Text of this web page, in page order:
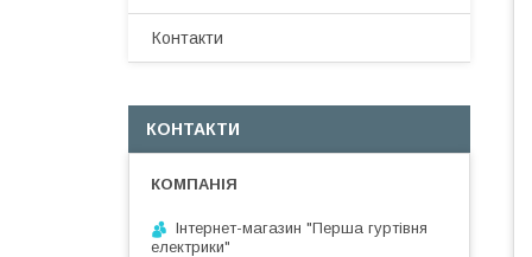
Контакти
КОНТАКТИ
Інтернет-магазин "Перша гуртівня
електрики"